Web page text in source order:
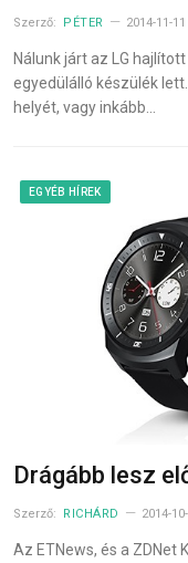
Szerző: PÉTER 2014-11-11
Nálunk járt az LG
egyedülálló készülék
helyét, vagy inkább…
EGYÉB HÍREK
Drágább lesz
Szerző: RICHÁRD 2014-
Az ETNews, és a ZDNet